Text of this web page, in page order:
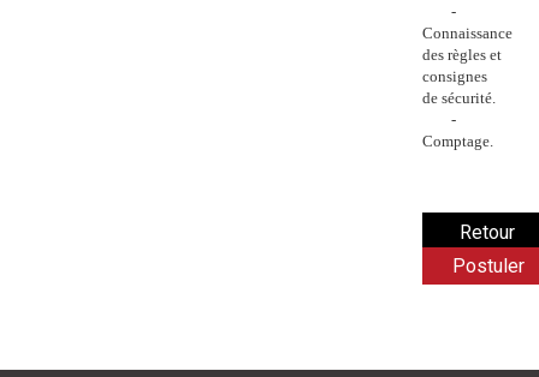
-
Connaissance
des règles et
consignes
de sécurité.
-
Comptage.
Postuler